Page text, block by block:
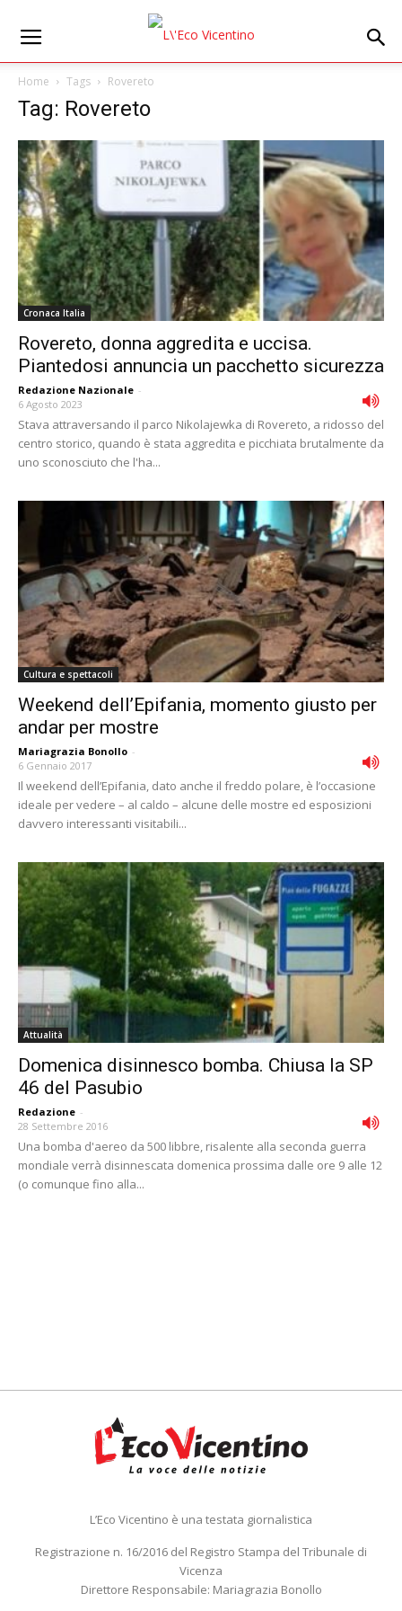
Home Tags Rovereto
Tag: Rovereto
Cronaca Italia
Rovereto, donna aggredita e uccisa.
Piantedosi annuncia un pacchetto sicurezza
Redazione Nazionale -
6 Agosto 2023
Stava attraversando il parco Nikolajewka di Rovereto, a ridosso del
centro storico, quando è stata aggredita e picchiata brutalmente da
uno sconosciuto che l'ha...
Cultura e spettacoli
Weekend dell’Epifania, momento giusto per
andar per mostre
Mariagrazia Bonollo -
6 Gennaio 2017
Il weekend dell’Epifania, dato anche il freddo polare, è l’occasione
ideale per vedere – al caldo – alcune delle mostre ed esposizioni
davvero interessanti visitabili...
Attualità
Domenica disinnesco bomba. Chiusa la SP
46 del Pasubio
Redazione -
28 Settembre 2016
Una bomba d'aereo da 500 libbre, risalente alla seconda guerra
mondiale verrà disinnescata domenica prossima dalle ore 9 alle 12
(o comunque fino alla...
L’Eco Vicentino è una testata giornalistica
Registrazione n. 16/2016 del Registro Stampa del Tribunale di
Vicenza
Direttore Responsabile: Mariagrazia Bonollo